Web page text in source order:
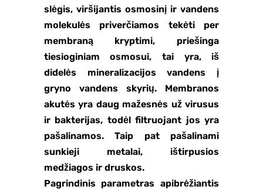
slėgis, viršijantis osmosinį ir vandens
molekulės priverčiamos tekėti per
membraną kryptimi, priešinga
tiesioginiam osmosui, tai yra, iš
didelės mineralizacijos vandens į
gryno vandens skyrių. Membranos
akutės yra daug mažesnės už virusus
ir bakterijas, todėl filtruojant jos yra
pašalinamos. Taip pat pašalinami
sunkieji metalai, ištirpusios
medžiagos ir druskos.
Pagrindinis parametras apibrėžiantis